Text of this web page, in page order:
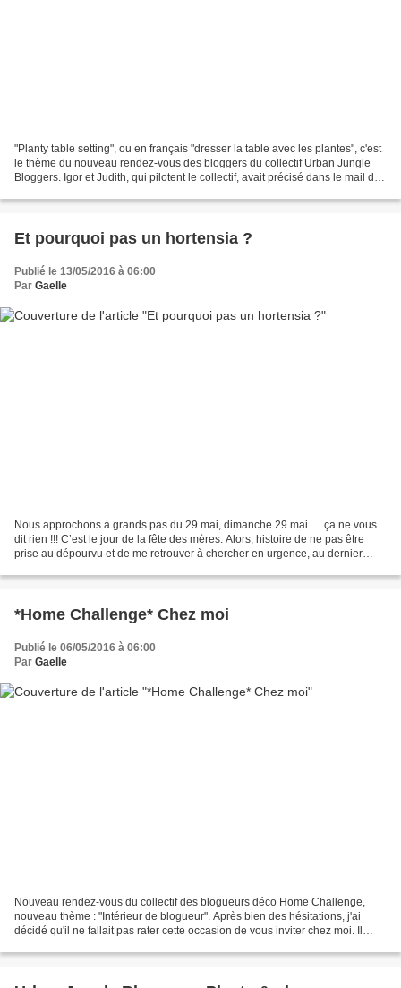
"Planty table setting", ou en français "dresser la table avec les plantes", c'est
le thème du nouveau rendez-vous des bloggers du collectif Urban Jungle
Bloggers. Igor et Judith, qui pilotent le collectif, avait précisé dans le mail de
Et pourquoi pas un hortensia ?
Publié le 13/05/2016 à 06:00
Par Gaelle
Nous approchons à grands pas du 29 mai, dimanche 29 mai … ça ne vous
dit rien !!! C’est le jour de la fête des mères. Alors, histoire de ne pas être
prise au dépourvu et de me retrouver à chercher en urgence, au dernier
*Home Challenge* Chez moi
Publié le 06/05/2016 à 06:00
Par Gaelle
Nouveau rendez-vous du collectif des blogueurs déco Home Challenge,
nouveau thème : "Intérieur de blogueur". Après bien des hésitations, j'ai
décidé qu'il ne fallait pas rater cette occasion de vous inviter chez moi. Il